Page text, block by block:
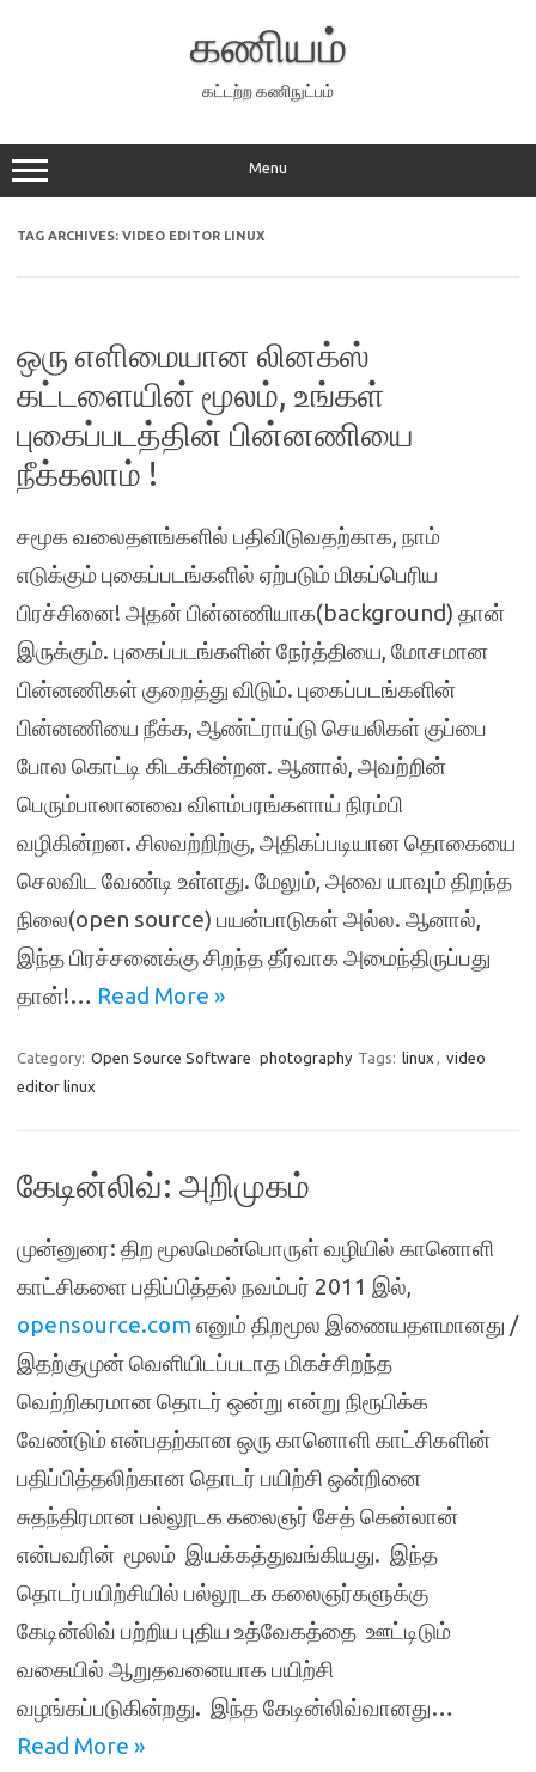
கணியம்
கட்டற்ற கணிநுட்பம்
Menu
TAG ARCHIVES: VIDEO EDITOR LINUX
ஒரு எளிமையான லினக்ஸ்
கட்டளையின் மூலம், உங்கள்
புகைப்படத்தின் பின்னணியை
நீக்கலாம் !
சமூக வலைதளங்களில் பதிவிடுவதற்காக, நாம்
எடுக்கும் புகைப்படங்களில் ஏற்படும் மிகப்பெரிய
பிரச்சினை! அதன் பின்னணியாக(background) தான்
இருக்கும். புகைப்படங்களின் நேர்த்தியை, மோசமான
பின்னணிகள் குறைத்து விடும். புகைப்படங்களின்
பின்னணியை நீக்க, ஆண்ட்ராய்டு செயலிகள் குப்பை
போல கொட்டி கிடக்கின்றன. ஆனால், அவற்றின்
பெரும்பாலானவை விளம்பரங்களாய் நிரம்பி
வழிகின்றன. சிலவற்றிற்கு, அதிகப்படியான தொகையை
செலவிட வேண்டி உள்ளது. மேலும், அவை யாவும் திறந்த
நிலை(open source) பயன்பாடுகள் அல்ல. ஆனால்,
இந்த பிரச்சனைக்கு சிறந்த தீர்வாக அமைந்திருப்பது
தான்!… Read More »
Category: Open Source Software photography Tags: linux , video
editor linux
கேடின்லிவ்: அறிமுகம்
முன்னுரை: திற மூலமென்பொருள் வழியில் கானொளி
காட்சிகளை பதிப்பித்தல் நவம்பர் 2011 இல்,
opensource.com எனும் திறமூல இணையதளமானது /
இதற்குமுன் வெளியிடப்படாத மிகச்சிறந்த
வெற்றிகரமான தொடர் ஒன்று என்று நிரூபிக்க
வேண்டும் என்பதற்கான ஒரு கானொளி காட்சிகளின்
பதிப்பித்தலிற்கான தொடர் பயிற்சி ஒன்றினை
சுதந்திரமான பல்லூடக கலைஞர் சேத் கென்லான்
என்பவரின் மூலம் இயக்கத்துவங்கியது. இந்த
தொடர்பயிற்சியில் பல்லூடக கலைஞர்களுக்கு
கேடின்லிவ் பற்றிய புதிய உத்வேகத்தை ஊட்டிடும்
வகையில் ஆறுதவனையாக பயிற்சி
வழங்கப்படுகின்றது. இந்த கேடின்லிவ்வானது…
Read More »